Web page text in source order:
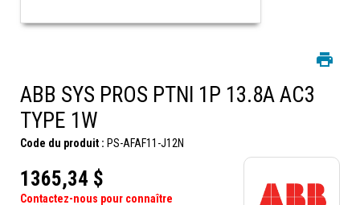
ABB SYS PROS PTNI 1P 13.8A AC3
TYPE 1W
Code du produit : PS-AFAF11-J12N
1365,34 $
Contactez-nous pour connaître